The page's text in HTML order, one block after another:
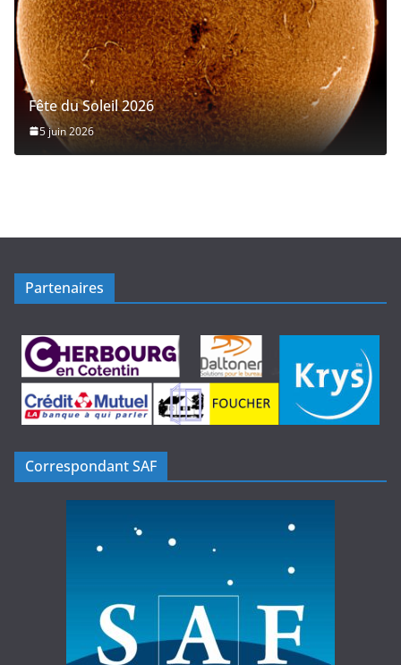
Fête du Soleil 2026
5 juin 2026
Partenaires
Correspondant SAF